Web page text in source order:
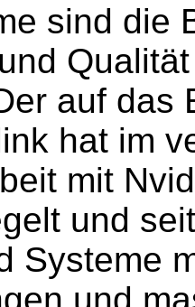
sind die
auf das
hat im
mit
und
Systeme
und